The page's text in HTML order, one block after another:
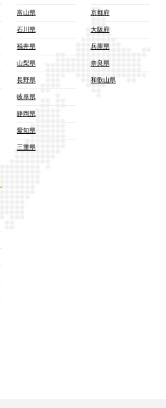
富山県
石川県
福井県
山梨県
長野県
岐阜県
静岡県
愛知県
三重県
京都府
大阪府
兵庫県
奈良県
和歌山県